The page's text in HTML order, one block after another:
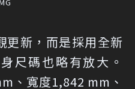
更新，而是採用全新
尺碼也略有放大。
、寬度1,842 mm、